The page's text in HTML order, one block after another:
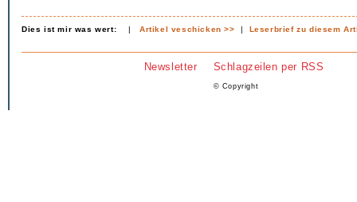
Dies ist mir was wert: |Artikel veschicken >> | Leserbrief zu diesem
Newsletter Schlagzeilen per RSS
© Copyright